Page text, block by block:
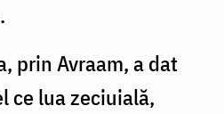
prin Avraam, a dat
ce lua zeciuială,